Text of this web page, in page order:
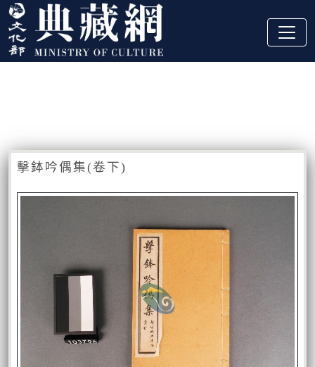
跳到主要內容
:::
擊鉢吟偶集(卷下)